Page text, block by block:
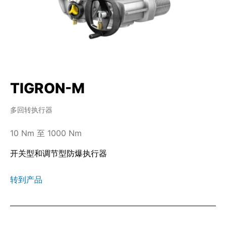
TIGRON-M
多回转执行器
10 Nm 至 1000 Nm
开关型和调节型防爆执行器
转到产品